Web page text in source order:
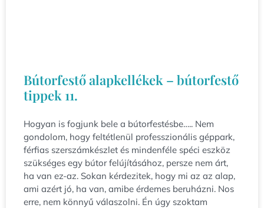
Bútorfestő alapkellékek – bútorfestő
tippek 11.
Hogyan is fogjunk bele a bútorfestésbe….. Nem
gondolom, hogy feltétlenül professzionális géppark,
férfias szerszámkészlet és mindenféle spéci eszköz
szükséges egy bútor felújításához, persze nem árt,
ha van ez-az. Sokan kérdezitek, hogy mi az az alap,
ami azért jó, ha van, amibe érdemes beruházni. Nos
erre, nem könnyű válaszolni. Én úgy szoktam